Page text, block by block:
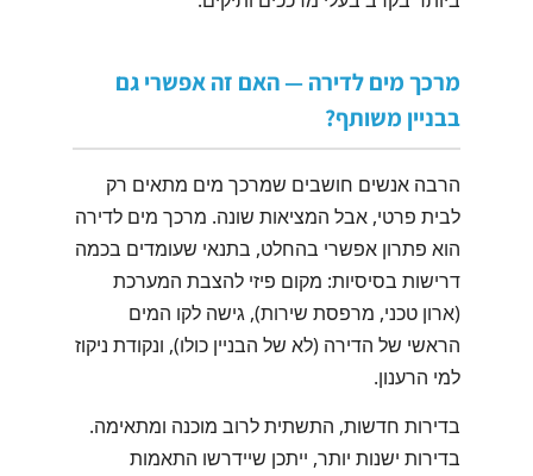
מרכך מים לדירה — האם זה אפשרי גם
בבניין משותף?
הרבה אנשים חושבים שמרכך מים מתאים רק
לבית פרטי, אבל המציאות שונה. מרכך מים לדירה
הוא פתרון אפשרי בהחלט, בתנאי שעומדים בכמה
דרישות בסיסיות: מקום פיזי להצבת המערכת
(ארון טכני, מרפסת שירות), גישה לקו המים
הראשי של הדירה (לא של הבניין כולו), ונקודת ניקוז
למי הרענון.
בדירות חדשות, התשתית לרוב מוכנה ומתאימה.
בדירות ישנות יותר, ייתכן שיידרשו התאמות